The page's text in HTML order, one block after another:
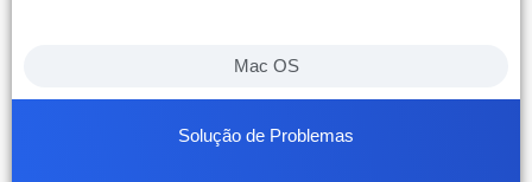
Solução de Problemas
Mac OS